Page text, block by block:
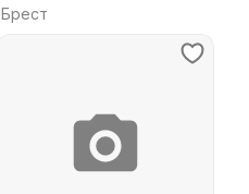
Брест